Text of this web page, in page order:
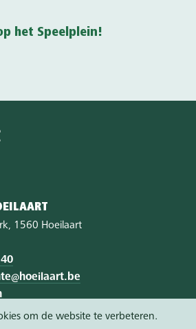
het Speelplein!
1560 Hoeilaart
| Toegankelijkheid
om de website te verbeteren.